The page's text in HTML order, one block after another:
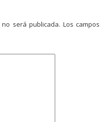
será publicada. Los campos